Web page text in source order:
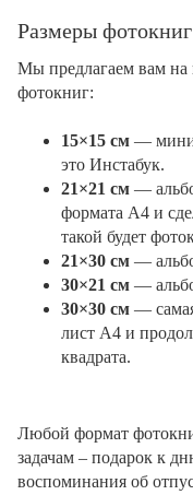
Размеры
Мы предлагаем вам
фотокниг:
15×15 см —
это Инстабук.
21×21 см —
формата А4 и
такой будет
21×30 см —
30×21 см —
30×30 см —
лист А4 и
квадрата.
Любой формат
задачам – подарок к
воспоминания об